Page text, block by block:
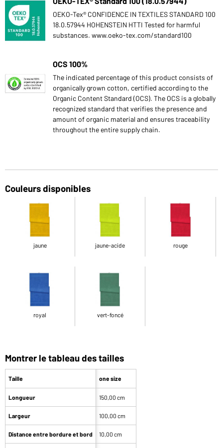
OEKO-Tex® CONFIDENCE IN TEXTILES STANDARD 100
18.0.57944 HOHENSTEIN HTTI Tested for harmful
substances. www.oeko-tex.com/standard100
OCS 100%
The indicated percentage of this product consists of
organically grown cotton, certified according to the
Organic Content Standard (OCS). The OCS is a globally
recognized standard that verifies the presence and
amount of organic material and ensures traceability
throughout the entire supply chain.
Couleurs disponibles
jaune jaune-acide rouge
royal vert-foncé
Montrer le tableau des tailles
Taille
Longueur
Largeur
Distance entre bordure et bord
one size
150,00 cm
100,00 cm
10,00 cm